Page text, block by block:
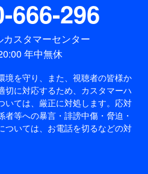
666-296
スタマーセンター
年中無休
境を守り、また、視聴者の皆様か
に対応するため、 カスタマーハ
いては、厳正に対処します。応対
等への暴言・誹謗中傷・脅迫・
ついては、お電話を切るなどの対